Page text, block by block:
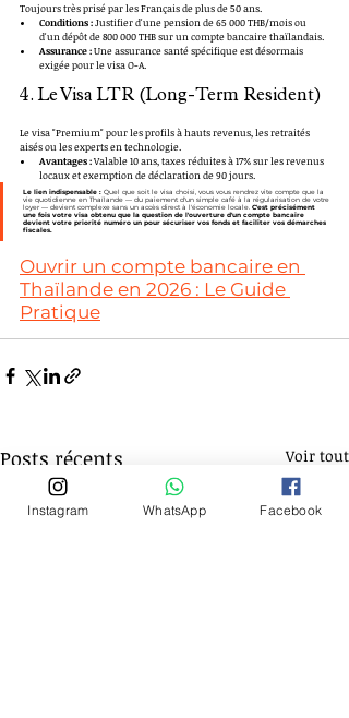
Toujours très prisé par les Français de plus de 50 ans.
Conditions : Justifier d'une pension de 65 000 THB/mois ou
d'un dépôt de 800 000 THB sur un compte bancaire thaïlandais.
Assurance : Une assurance santé spécifique est désormais
exigée pour le visa O-A.
4. Le Visa LTR (Long-Term Resident)
Le visa "Premium" pour les profils à hauts revenus, les retraités
aisés ou les experts en technologie.
Avantages : Valable 10 ans, taxes réduites à 17% sur les revenus
locaux et exemption de déclaration de 90 jours.
Le lien indispensable : Quel que soit le visa choisi, vous vous rendrez vite compte que la
vie quotidienne en Thaïlande — du paiement d'un simple café à la régularisation de votre
loyer — devient complexe sans un accès direct à l'économie locale. C'est précisément
une fois votre visa obtenu que la question de l'ouverture d'un compte bancaire
devient votre priorité numéro un pour sécuriser vos fonds et faciliter vos démarches
fiscales.
Ouvrir un compte bancaire en
Thaïlande en 2026 : Le Guide
Pratique
Posts récents Voir tout
Instagram WhatsApp Facebook